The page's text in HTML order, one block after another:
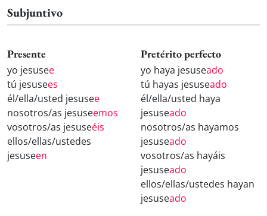
Subjuntivo
Presente
yo jesusee
tú jesusees
él/ella/usted jesusee
nosotros/as jesuseemos
vosotros/as jesuseéis
ellos/ellas/ustedes
jesuseen
Pretérito perfecto
yo haya jesuseado
tú hayas jesuseado
él/ella/usted haya
jesuseado
nosotros/as hayamos
jesuseado
vosotros/as hayáis
jesuseado
ellos/ellas/ustedes hayan
jesuseado